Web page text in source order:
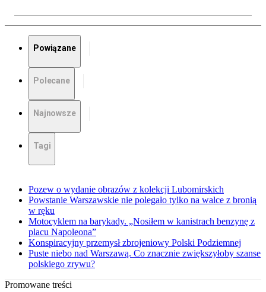
Powiązane
Polecane
Najnowsze
Tagi
Pozew o wydanie obrazów z kolekcji Lubomirskich
Powstanie Warszawskie nie polegało tylko na walce z bronią
w ręku
Motocyklem na barykady. „Nosiłem w kanistrach benzynę z
placu Napoleona”
Konspiracyjny przemysł zbrojeniowy Polski Podziemnej
Puste niebo nad Warszawą. Co znacznie zwiększyłoby szanse
polskiego zrywu?
Promowane treści